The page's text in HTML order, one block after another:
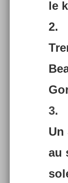
le
2.
3.
Un
au